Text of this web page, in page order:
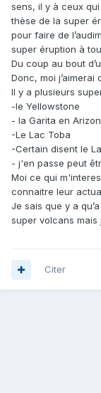
sens, il y à ceux
thèse de la super
pour faire de
super éruption à
Du coup au bout
Donc, moi j’aimerai
Il y a plusieurs
-le Yellowstone
- la Garita en
-Le Lac Toba
-Certain disent le
- j'en passe peut
Moi ce qui
connaitre leur
Je sais que y a
super volcans
Citer